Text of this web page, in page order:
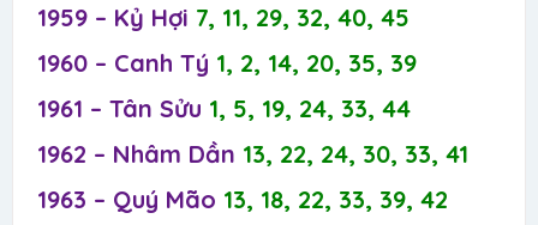
1959 – Kỷ Hợi 7, 11, 29, 32, 40, 45
1960 – Canh Tý 1, 2, 14, 20, 35, 39
1961 – Tân Sửu 1, 5, 19, 24, 33, 44
1962 – Nhâm Dần 13, 22, 24, 30, 33, 41
1963 – Quý Mão 13, 18, 22, 33, 39, 42